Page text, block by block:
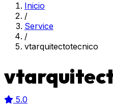
Inicio
/
Service
/
vtarquitectotecnico
5.0